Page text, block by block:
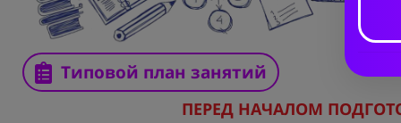
Типовой план занятий
ПЕРЕД НАЧАЛОМ